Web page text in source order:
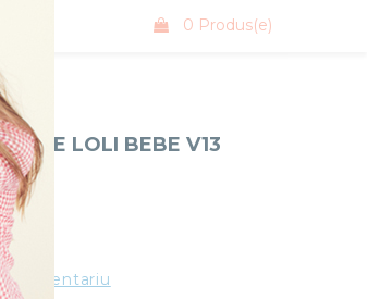
0 Produs(e)
LOLI BEBE V13
comentariu